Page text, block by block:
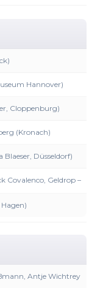
Hannover)
Cloppenburg)
(Kronach)
Blaeser, Düsseldorf)